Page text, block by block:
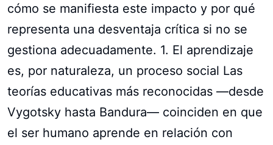
cómo se manifiesta este impacto y por qué
representa una desventaja crítica si no se
gestiona adecuadamente. 1. El aprendizaje
es, por naturaleza, un proceso social Las
teorías educativas más reconocidas —desde
Vygotsky hasta Bandura— coinciden en que
el ser humano aprende en relación con